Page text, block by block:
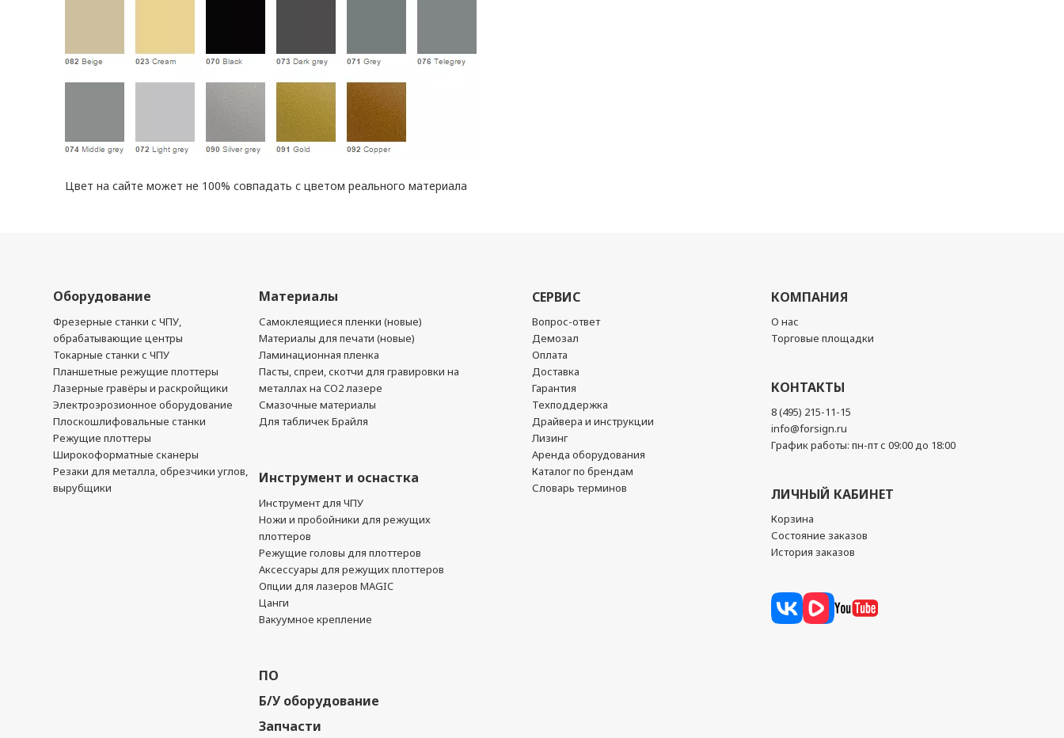
Цвет на сайте может не 100% совпадать с цветом реального материала
Оборудование
Фрезерные станки с ЧПУ,
обрабатывающие центры
Токарные станки с ЧПУ
Планшетные режущие плоттеры
Лазерные гравёры и раскройщики
Электроэрозионное оборудование
Плоскошлифовальные станки
Режущие плоттеры
Широкоформатные сканеры
Резаки для металла, обрезчики углов,
вырубщики
Материалы
Самоклеящиеся пленки (новые)
Материалы для печати (новые)
Ламинационная пленка
Пасты, спреи, скотчи для гравировки на
металлах на CO2 лазере
Смазочные материалы
Для табличек Брайля
Инструмент и оснастка
Инструмент для ЧПУ
Ножи и пробойники для режущих
плоттеров
Режущие головы для плоттеров
Аксессуары для режущих плоттеров
Опции для лазеров MAGIC
Цанги
Вакуумное крепление
ПО
Б/У оборудование
Запчасти
СЕРВИС
Вопрос-ответ
Демозал
Оплата
Доставка
Гарантия
Техподдержка
Драйвера и инструкции
Лизинг
Аренда оборудования
Каталог по брендам
Словарь терминов
КОМПАНИЯ
О нас
Торговые площадки
КОНТАКТЫ
8 (495) 215-11-15
info@forsign.ru
График работы: пн-пт с 09:00 до 18:00
ЛИЧНЫЙ КАБИНЕТ
Корзина
Состояние заказов
История заказов